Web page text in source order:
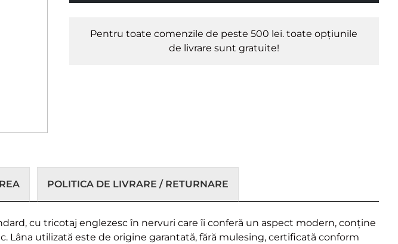
Pentru toate comenzile de peste 500 lei. toate opțiunile
de livrare sunt gratuite!
POLITICA DE LIVRARE / RETURNARE
cu tricotaj englezesc în nervuri care îi conferă un aspect modern, conține
utilizată este de origine garantată, fără mulesing, certificată conform